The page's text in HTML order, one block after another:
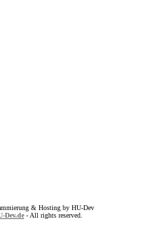
& Hosting by HU-Dev
Dev.de - All rights reserved.